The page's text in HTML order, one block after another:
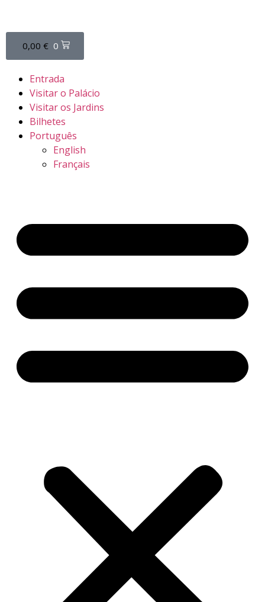
0,00 € 0
Entrada
Visitar o Palácio
Visitar os Jardins
Bilhetes
Português
English
Français